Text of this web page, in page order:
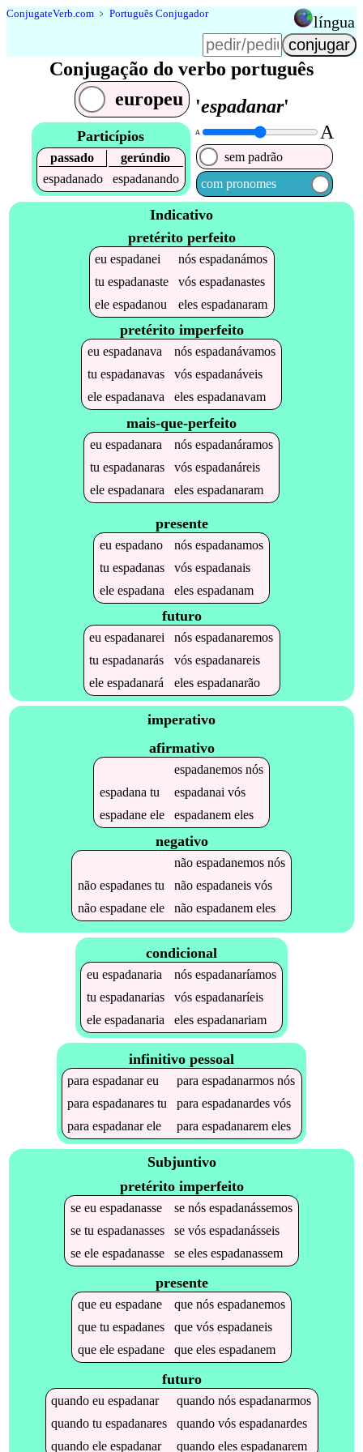
ConjugateVerb.com ﹥ Português Conjugador língua
Conjugação do verbo português
europeu
'espadanar'
Particípios
passado
gerúndio
espadanado
espadanando
A A
sem padrão
com pronomes
Indicativo
pretérito perfeito
euespadanei nósespadanámos
tuespadanaste vósespadanastes
eleespadanou elesespadanaram
pretérito imperfeito
eu espadanava nós espadanávamos
tu espadanavas vós espadanáveis
ele espadanava eles espadanavam
mais-que-perfeito
eu espadanara nós espadanáramos
tu espadanaras vós espadanáreis
ele espadanara eles espadanaram
presente
eu espadano nós espadanamos
tu espadanas vós espadanais
ele espadana eles espadanam
futuro
euespadanarei nósespadanaremos
tuespadanarás vósespadanareis
eleespadanará elesespadanarão
imperativo
afirmativo
espadanemosnós
espadana tu espadanai vós
espadaneele espadanemeles
negativo
não espadanemosnós
não espadanestu não espadaneisvós
não espadaneele não espadanemeles
condicional
eu espadanaria nós espadanaríamos
tu espadanarias vós espadanaríeis
ele espadanaria eles espadanariam
infinitivo pessoal
paraespadanareu paraespadanarmos nós
paraespadanares tu paraespadanardes vós
paraespadanarele paraespadanarem eles
Subjuntivo
pretérito imperfeito
se eu espadanasse se nós espadanássemos
se tu espadanasses se vós espadanásseis
se ele espadanasse se eles espadanassem
presente
que eu espadane que nós espadanemos
que tu espadanes que vós espadaneis
que ele espadane que eles espadanem
futuro
quandoeuespadanar quandonósespadanarmos
quandotuespadanares quandovósespadanardes
quandoeleespadanar quandoelesespadanarem